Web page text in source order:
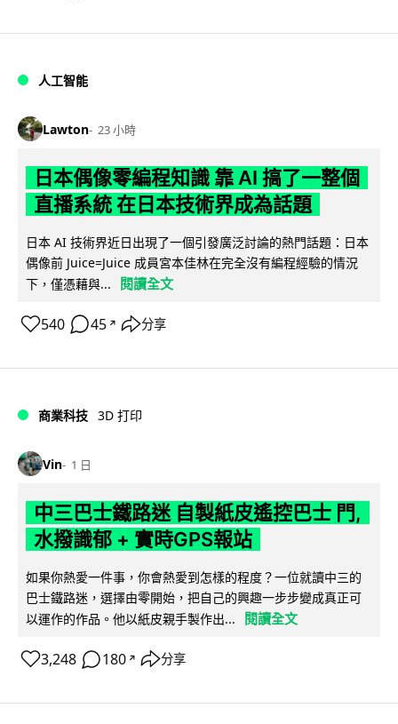
人工智能
Lawton 23 小時
日本偶像零編程知識 靠 AI 搞了一整個
直播系統 在日本技術界成為話題
日本 AI 技術界近日出現了一個引發廣泛討論的熱門話題：日本
偶像前 Juice=Juice 成員宮本佳林在完全沒有編程經驗的情況
下，僅憑藉與...
閱讀全文
540 45 ↗ 分享
商業科技 3D 打印
Vin 1 日
中三巴士鐵路迷 自製紙皮遙控巴士 門,
水撥識郁 + 實時GPS報站
如果你熱愛一件事，你會熱愛到怎樣的程度？一位就讀中三的
巴士鐵路迷，選擇由零開始，把自己的興趣一步步變成真正可
以運作的作品。他以紙皮親手製作出...
閱讀全文
3,248 180 ↗ 分享